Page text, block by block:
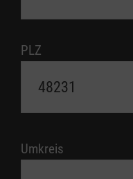
PLZ
Umkreis